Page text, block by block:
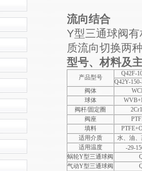
流向结合
Y型三通球阀
质流向切换两
型号、材料及
产品型号
Q42F-
Q42Y-
阀体
球体
阀杆/固定圈
阀座
填料
适用介质
水、油
适用温度
-29-
蜗轮Y型三通球阀
气动Y型三通球阀